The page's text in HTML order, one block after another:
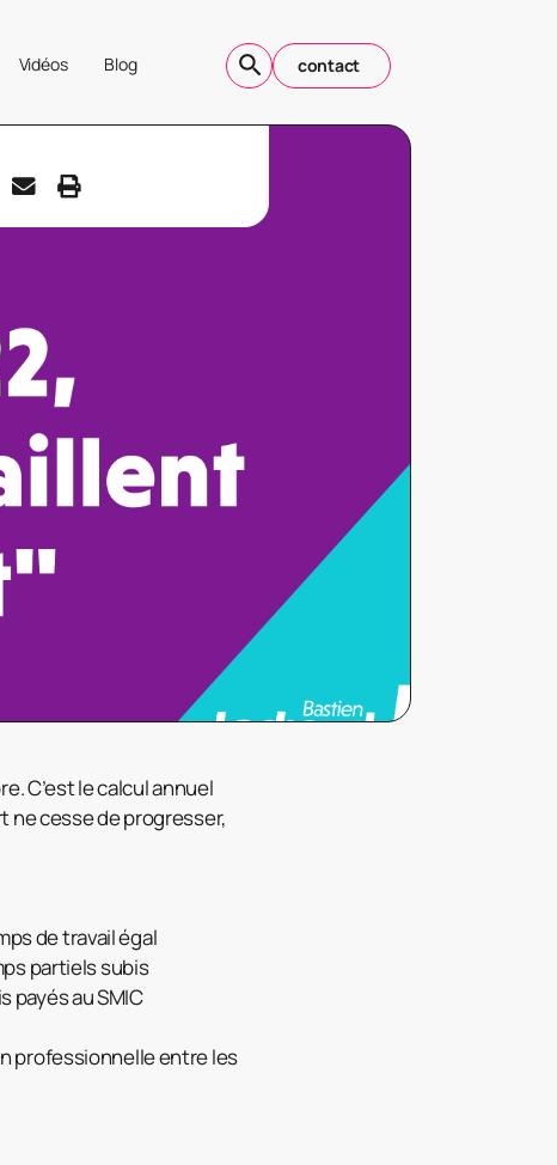
Vidéos Blog contact
C’est le calcul annuel
ne cesse de progresser,
de travail égal
partiels subis
payés au SMIC
professionnelle entre les